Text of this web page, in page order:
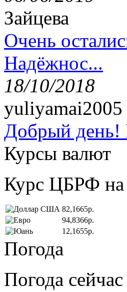
Зайцева
Очень
Надёжнос...
18/10/2018
yuliyamai2005
Добрый день!
Курсы валют
Курс ЦБРФ на
82,1665р.
94,8366р.
12,1655р.
Погода
Погода сейчас